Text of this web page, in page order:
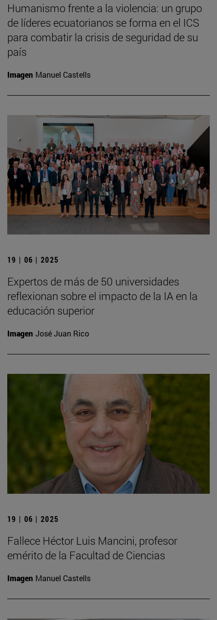
Humanismo frente a la violencia: un grupo
de líderes ecuatorianos se forma en el ICS
para combatir la crisis de seguridad de su
país
Imagen Manuel Castells
19 | 06 | 2025
Expertos de más de 50 universidades
reflexionan sobre el impacto de la IA en la
educación superior
Imagen José Juan Rico
19 | 06 | 2025
Fallece Héctor Luis Mancini, profesor
emérito de la Facultad de Ciencias
Imagen Manuel Castells